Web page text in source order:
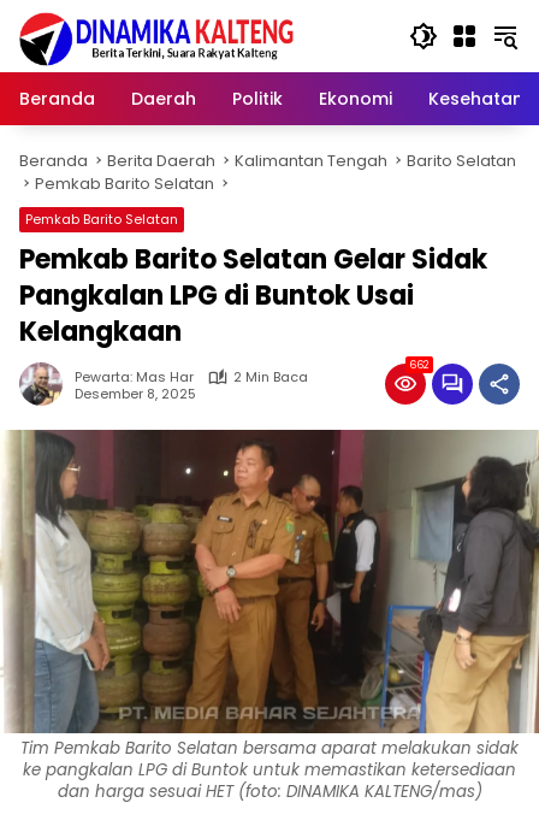
Langsung
konten
Beranda
Daerah Politik Ekonomi Kesehatan
Beranda Berita Daerah Kalimantan Tengah
Barito Selatan
Pemkab Barito Selatan
Pemkab Barito Selatan
Pemkab Barito Selatan Gelar Sidak
Pangkalan LPG di Buntok Usai
Kelangkaan
Pewarta: Mas Har
2 Min Baca
Desember 8, 2025
662
Tim Pemkab Barito Selatan bersama aparat melakukan sidak
ke pangkalan LPG di Buntok untuk memastikan ketersediaan
dan harga sesuai HET (foto: DINAMIKA KALTENG/mas)